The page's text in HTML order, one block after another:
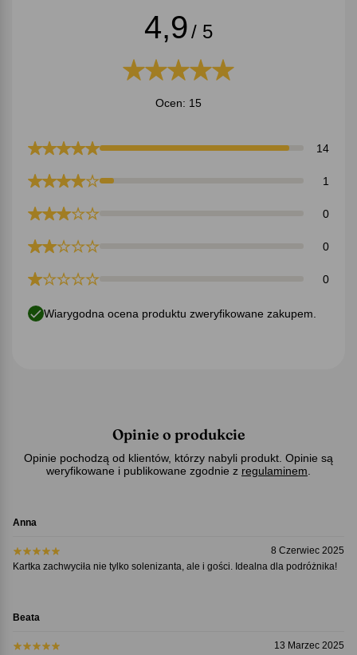
4,9/ 5
Ocen: 15
14
1
0
0
0
Wiarygodna ocena produktu zweryfikowane zakupem.
Opinie o produkcie
Opinie pochodzą od klientów, którzy nabyli produkt. Opinie są
weryfikowane i publikowane zgodnie z regulaminem
Anna
8 Czerwiec 2025
Kartka zachwyciła nie tylko solenizanta, ale i gości. Idealna dla podróżnika!
Beata
13 Marzec 2025